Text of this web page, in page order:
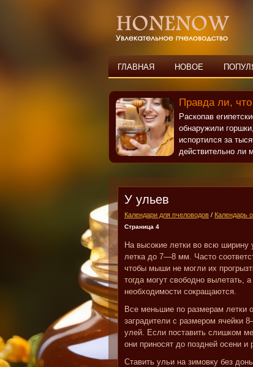
ГЛАВНАЯ НОВОЕ
Правда ли,
Раскопав
обнаружили
испортился за
действительно ли
У ульев
Календари для пчеловодов / Календарь
Страница 4
На высокие летки во всю ширину
летка до 7—8 мм. Часто
чтобы мыши не могли их
тогда могут свободно вылетать,
необходимости сокращаются.
Все меньшие по размерам летки
заградители с размером ячейки
улей. Если поставить слишком
они приносят до поздней осени и
Ставить ульи на зимовку без